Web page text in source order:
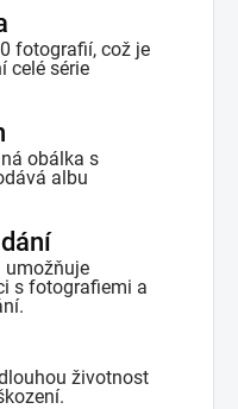
fotografií, což je
celé série
obálka s
albu
umožňuje
s fotografiemi a
životnost